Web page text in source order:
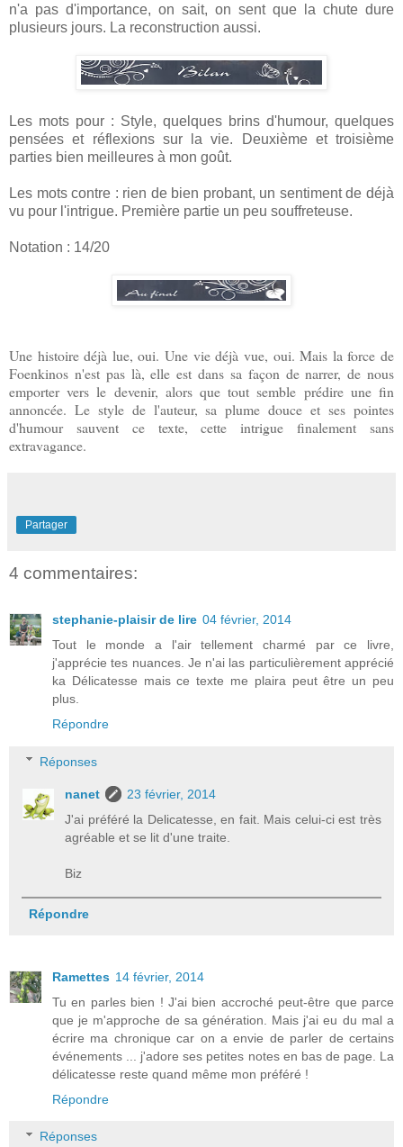
n'a pas d'importance, on sait, on sent que la chute dure
plusieurs jours. La reconstruction aussi.
Les mots pour : Style, quelques brins d'humour, quelques
pensées et réflexions sur la vie. Deuxième et troisième
parties bien meilleures à mon goût.
Les mots contre : rien de bien probant, un sentiment de déjà
vu pour l'intrigue. Première partie un peu souffreteuse.
Notation : 14/20
Une histoire déjà lue, oui. Une vie déjà vue, oui. Mais la force de
Foenkinos n'est pas là, elle est dans sa façon de narrer, de nous
emporter vers le devenir, alors que tout semble prédire une fin
annoncée. Le style de l'auteur, sa plume douce et ses pointes
d'humour sauvent ce texte, cette intrigue finalement sans
extravagance.
Partager
4 commentaires:
stephanie-plaisir de lire 04 février, 2014
Tout le monde a l'air tellement charmé par ce livre,
j'apprécie tes nuances. Je n'ai las particulièrement apprécié
ka Délicatesse mais ce texte me plaira peut être un peu
plus.
Répondre
Réponses
nanet
23 février, 2014
J'ai préféré la Delicatesse, en fait. Mais celui-ci est très
agréable et se lit d'une traite.
Biz
Répondre
Ramettes 14 février, 2014
Tu en parles bien ! J'ai bien accroché peut-être que parce
que je m'approche de sa génération. Mais j'ai eu du mal a
écrire ma chronique car on a envie de parler de certains
événements ... j'adore ses petites notes en bas de page. La
délicatesse reste quand même mon préféré !
Répondre
Réponses